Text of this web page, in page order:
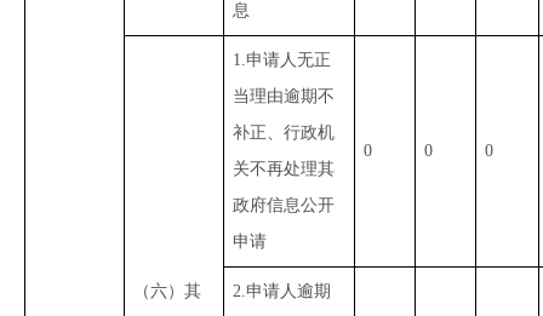
息
（六）其
1.申请人无正
当理由逾期不
补正、行政机
关不再处理其
政府信息公开
申请
0 0 0
2.申请人逾期